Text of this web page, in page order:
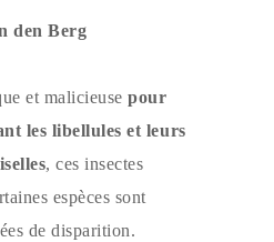
den Berg
et malicieusepour
les libellules et leurs
, ces insectes
espèces sont
de disparition.